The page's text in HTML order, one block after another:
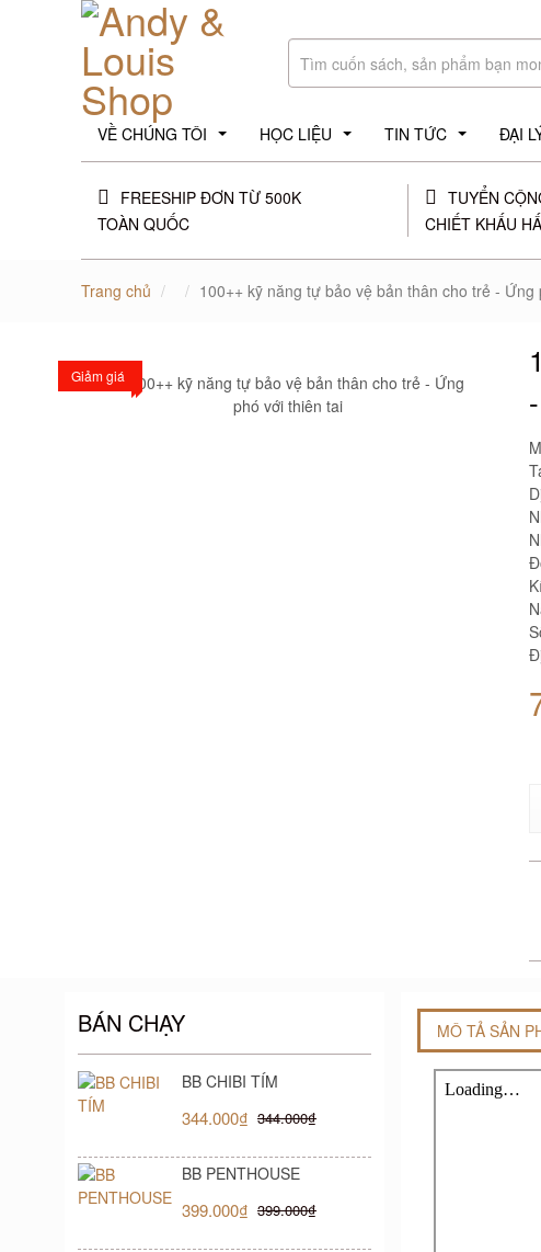
VỀ CHÚNG TÔI HỌC LIỆU TIN TỨC ĐẠI
FREESHIP ĐƠN TỪ 500K
TOÀN QUỐC
TUYỂN
CHIẾT KHẤU
Trang chủ 100++ kỹ năng tự bảo vệ bản thân cho trẻ - Ứng
Hàng mới
Giảm giá
BÁN CHẠY
BB CHIBI TÍM
344.000₫ 344.000₫
BB PENTHOUSE
399.000₫ 399.000₫
MÔ TẢ SẢN